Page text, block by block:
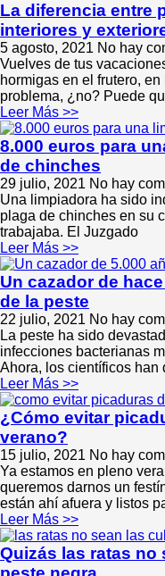
La diferencia entre
interiores y
5 agosto, 2021 No hay
Vuelves de tus
hormigas en el frutero,
problema, ¿no? Puede
Leer Más >>
8.000 euros para
de chinches
29 julio, 2021 No hay
Una limpiadora ha sido
plaga de chinches en su
trabajaba. El Juzgado
Leer Más >>
Un cazador de
de la peste
22 julio, 2021 No hay
La peste ha sido
infecciones bacterianas
Ahora, los científicos han
Leer Más >>
¿Cómo evitar
verano?
15 julio, 2021 No hay
Ya estamos en pleno
queremos darnos un
están ahí afuera y listos
Leer Más >>
Quizás las ratas no